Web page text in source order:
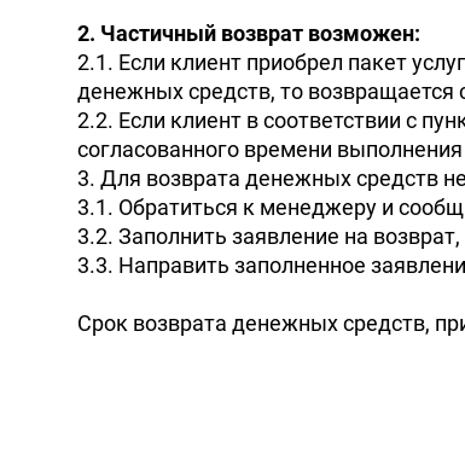
2. Частичный возврат возможен:
2.1. Если клиент приобрел пакет
денежных средств, то
2.2. Если клиент в соответствии с
согласованного времени
3. Для возврата денежных средств
3.1. Обратиться к менеджеру и
3.2. Заполнить заявление на
3.3. Направить заполненное
Срок возврата денежных средств,